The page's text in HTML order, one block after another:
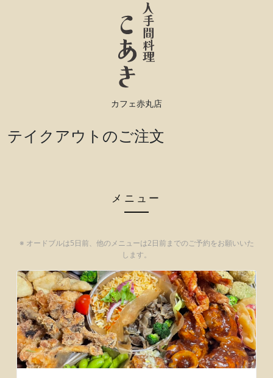
カフェ赤丸店
テイクアウトのご注文
メニュー
※ オードブルは5日前、他のメニューは2日前までのご予約をお願いいた
します。